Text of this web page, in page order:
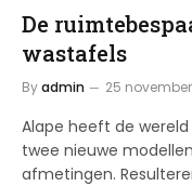
De
wastafels
Byadmin 25
Alape heeft de
twee nieuwe
afmetingen.